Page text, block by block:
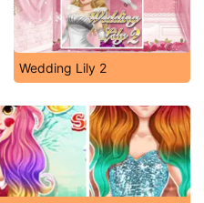
Wedding Lily 2